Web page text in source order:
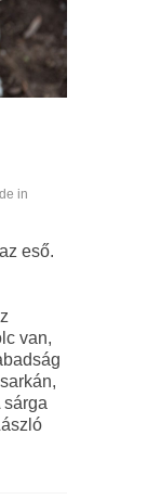
in
eső.
van,
sárga